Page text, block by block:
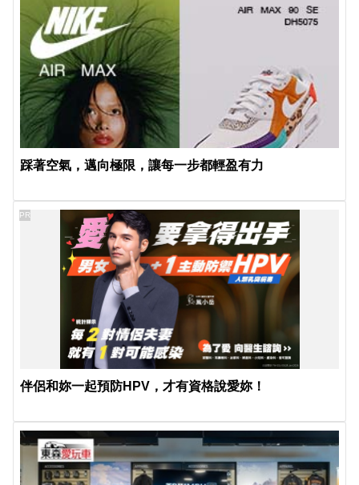
踩著空氣，邁向極限，讓每一步都輕盈有力
伴侶和妳一起預防HPV，才有資格說愛妳！
PR